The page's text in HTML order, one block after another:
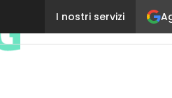
I nostri servizi
Auto-Id: come